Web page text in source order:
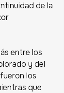
de la
entre los
y del
los
que